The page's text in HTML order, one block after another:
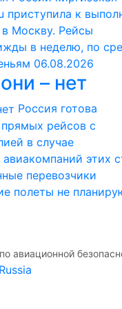
приступила к
Москву. Рейсы
в неделю, по
06.08.2026
– нет
Россия готова
рейсов с
в случае
этих
перевозчики
полеты не
авиационной